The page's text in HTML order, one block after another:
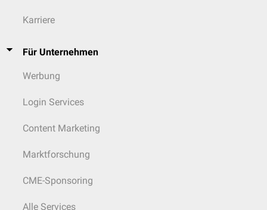
Karriere
Für Unternehmen
Werbung
Login Services
Content Marketing
Marktforschung
CME-Sponsoring
Alle Services